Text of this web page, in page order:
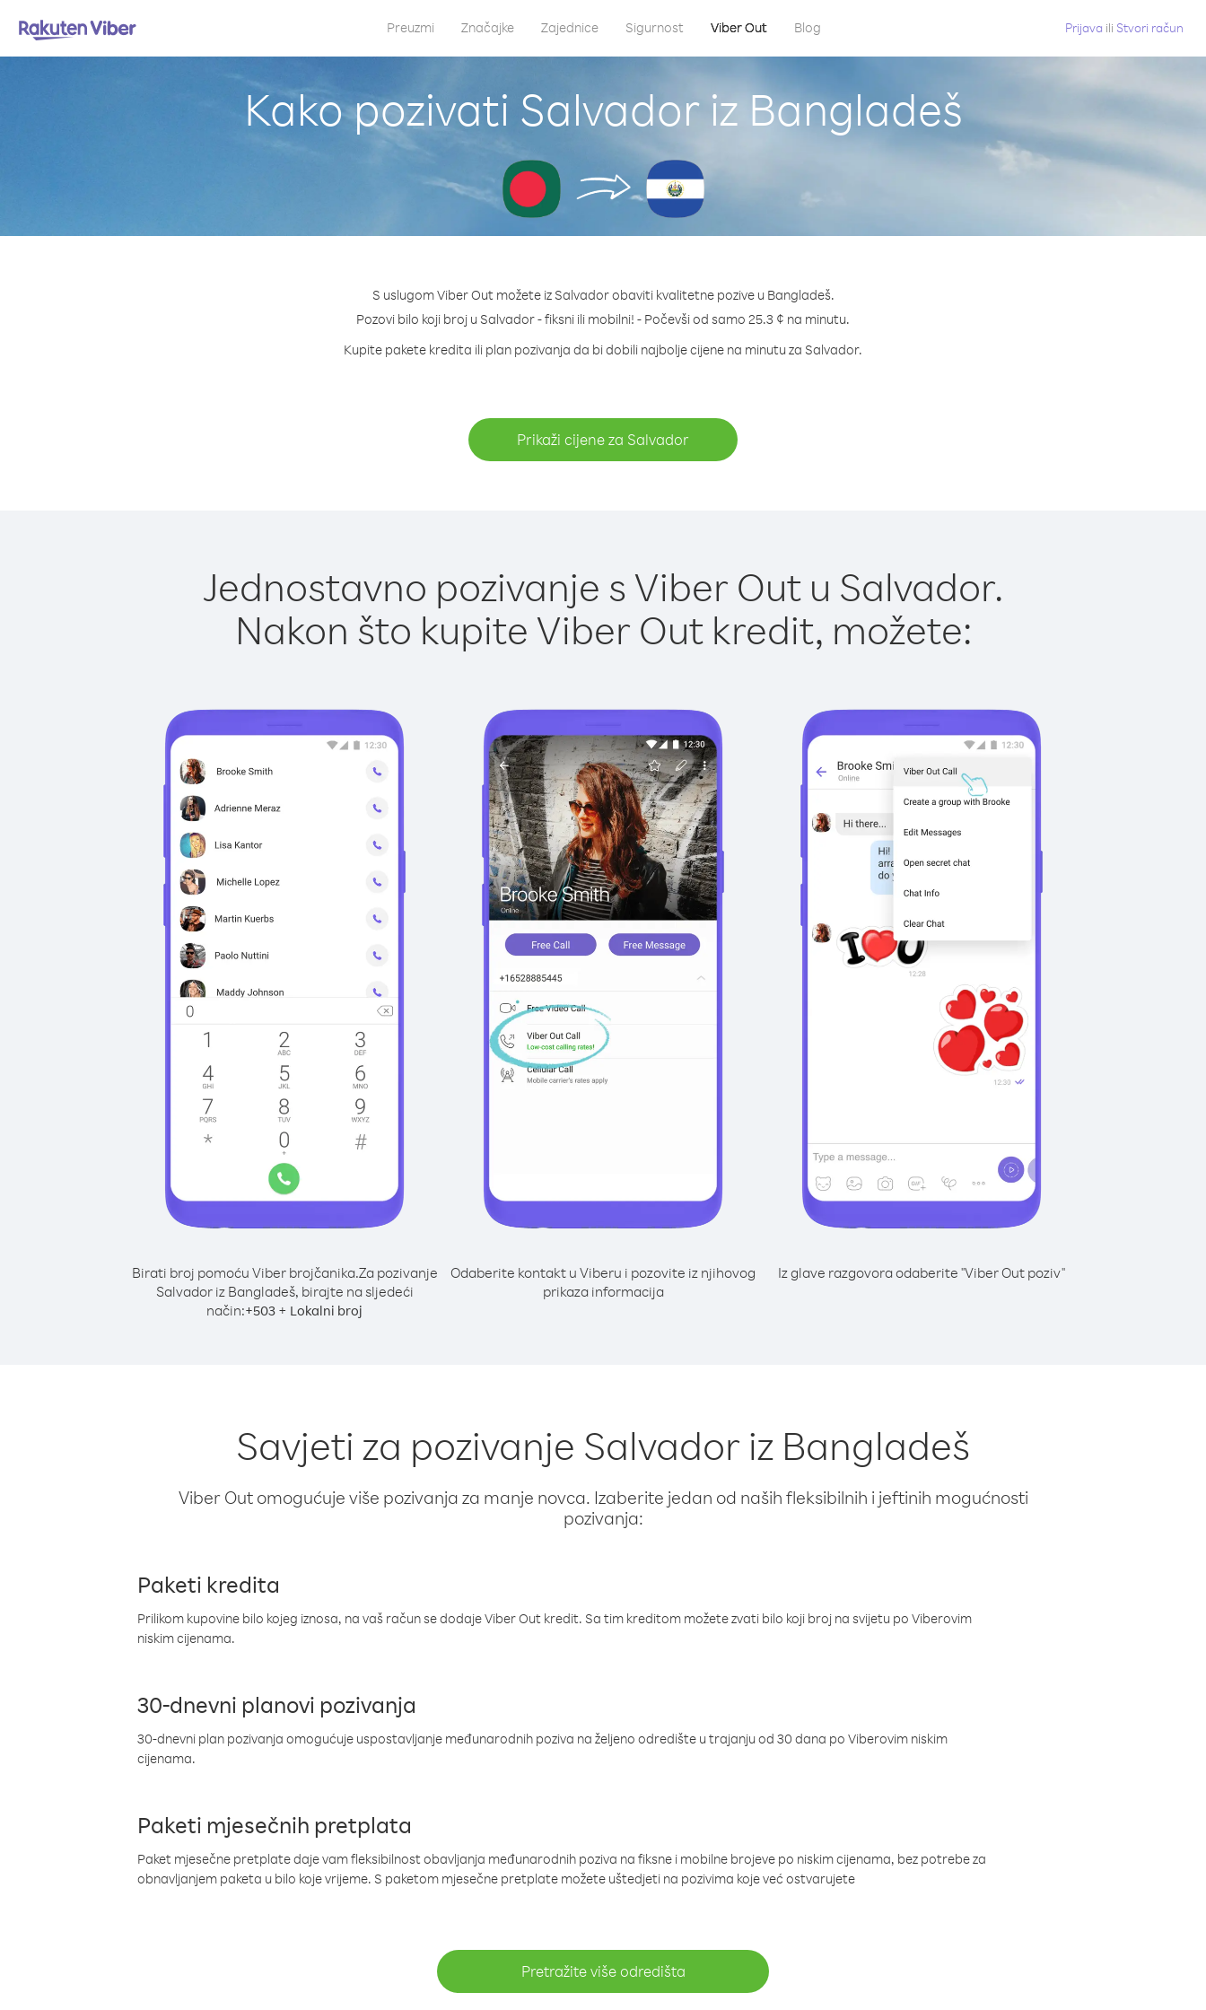
Preuzmi Značajke Zajednice Sigurnost Viber Out Blog Prijava ili Stvori račun
Kako pozivati Salvador iz Bangladeš
S uslugom Viber Out možete iz Salvador obaviti kvalitetne pozive u Bangladeš.
Pozovi bilo koji broj u Salvador - fiksni ili mobilni! - Počevši od samo 25.3 ¢ na minutu.
Kupite pakete kredita ili plan pozivanja da bi dobili najbolje cijene na minutu za Salvador.
Prikaži cijene za Salvador
Jednostavno pozivanje s Viber Out u Salvador.
Nakon što kupite Viber Out kredit, možete:
Birati broj pomoću Viber brojčanika.Za pozivanje
Salvador iz Bangladeš, birajte na sljedeći
način:+503 + Lokalni broj
Odaberite kontakt u Viberu i pozovite iz njihovog
prikaza informacija
Iz glave razgovora odaberite "Viber Out poziv"
Savjeti za pozivanje Salvador iz Bangladeš
Viber Out omogućuje više pozivanja za manje novca. Izaberite jedan od naših fleksibilnih i jeftinih mogućnosti
pozivanja:
Paketi kredita
Prilikom kupovine bilo kojeg iznosa, na vaš račun se dodaje Viber Out kredit. Sa tim kreditom možete zvati bilo koji broj na svijetu po Viberovim
niskim cijenama.
30-dnevni planovi pozivanja
30-dnevni plan pozivanja omogućuje uspostavljanje međunarodnih poziva na željeno odredište u trajanju od 30 dana po Viberovim niskim
cijenama.
Paketi mjesečnih pretplata
Paket mjesečne pretplate daje vam fleksibilnost obavljanja međunarodnih poziva na fiksne i mobilne brojeve po niskim cijenama, bez potrebe za
obnavljanjem paketa u bilo koje vrijeme. S paketom mjesečne pretplate možete uštedjeti na pozivima koje već ostvarujete
Pretražite više odredišta